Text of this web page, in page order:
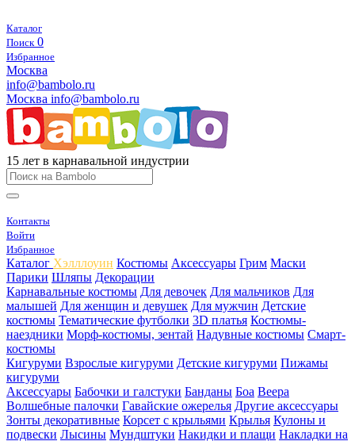
Каталог
Поиск 0
Избранное
Москва
info@bambolo.ru
Москва info@bambolo.ru
15 лет в карнавальной индустрии
Контакты
Войти
Избранное
Каталог Хэлллоуин Костюмы Аксессуары Грим Маски
Парики Шляпы Декорации
Карнавальные костюмы Для девочек Для мальчиков Для
малышей Для женщин и девушек Для мужчин Детские
костюмы Тематические футболки 3D платья Костюмы-
наездники Морф-костюмы, зентай Надувные костюмы Смарт-
костюмы
Кигуруми Взрослые кигуруми Детские кигуруми Пижамы
кигуруми
Аксессуары Бабочки и галстуки Банданы Боа Веера
Волшебные палочки Гавайские ожерелья Другие аксессуары
Зонты декоративные Корсет с крыльями Крылья Кулоны и
подвески Лысины Мундштуки Накидки и плащи Накладки на